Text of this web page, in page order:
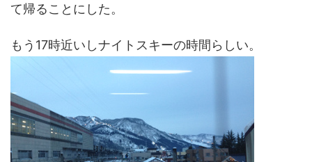
て帰ることにした。
もう17時近いしナイトスキーの時間らしい。